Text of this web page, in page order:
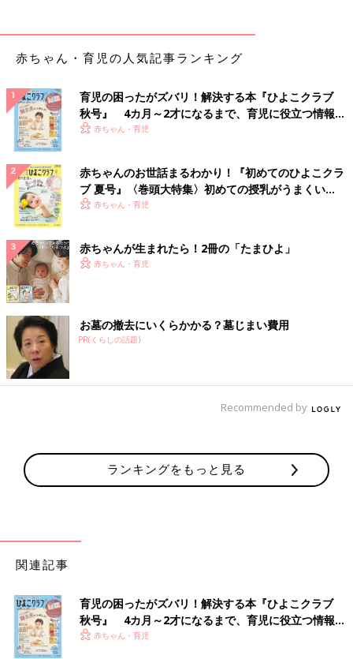
赤ちゃん・育児の人気記事ランキング
育児の困ったがズバリ！解決する本『ひよこクラブ
秋号』 4カ月～2才になるまで、育児に役立つ情報が
いっぱい！
赤ちゃん・育児
赤ちゃんのお世話まるわかり！『初めてのひよこクラ
ブ 夏号』〈巻頭大特集〉初めての授乳がうまくい
く！ おっぱい・ミルクの基本と夏のトラブル 解決テ
赤ちゃん・育児
赤ちゃんが生まれたら！2冊の「たまひよ」
赤ちゃん・育児
お墓の撤去にいくらかかる？墓じまい費用
PR(くらしの話題)
Recommended by
ランキングをもっと見る
関連記事
育児の困ったがズバリ！解決する本『ひよこクラブ
秋号』 4カ月～2才になるまで、育児に役立つ情報が
いっぱい！
赤ちゃん・育児